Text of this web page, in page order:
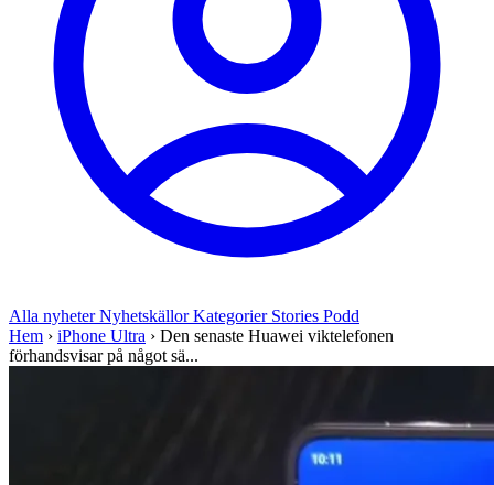
Alla nyheterNyhetskällorKategorier Stories Podd
Hem › iPhone Ultra › Den senaste Huawei viktelefonen
förhandsvisar på något sä...